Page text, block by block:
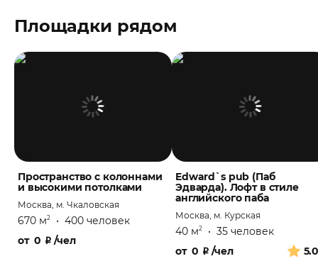
Площадки рядом
Пространство с колоннами
и высокими потолками
Москва, м. Чкаловская
670 м2 • 400 человек
от0 ₽ /чел
Edward`s pub (Паб
Эдварда). Лофт в стиле
английского паба
Москва, м. Курская
40 м2 • 35 человек
от0 ₽ /чел